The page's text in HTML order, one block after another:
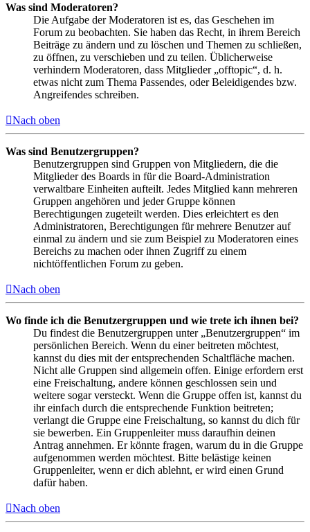
Was sind Moderatoren?
Die Aufgabe der Moderatoren ist es, das Geschehen im
Forum zu beobachten. Sie haben das Recht, in ihrem Bereich
Beiträge zu ändern und zu löschen und Themen zu schließen,
zu öffnen, zu verschieben und zu teilen. Üblicherweise
verhindern Moderatoren, dass Mitglieder „offtopic“, d. h.
etwas nicht zum Thema Passendes, oder Beleidigendes bzw.
Angreifendes schreiben.
Nach oben
Was sind Benutzergruppen?
Benutzergruppen sind Gruppen von Mitgliedern, die die
Mitglieder des Boards in für die Board-Administration
verwaltbare Einheiten aufteilt. Jedes Mitglied kann mehreren
Gruppen angehören und jeder Gruppe können
Berechtigungen zugeteilt werden. Dies erleichtert es den
Administratoren, Berechtigungen für mehrere Benutzer auf
einmal zu ändern und sie zum Beispiel zu Moderatoren eines
Bereichs zu machen oder ihnen Zugriff zu einem
nichtöffentlichen Forum zu geben.
Nach oben
Wo finde ich die Benutzergruppen und wie trete ich ihnen bei?
Du findest die Benutzergruppen unter „Benutzergruppen“ im
persönlichen Bereich. Wenn du einer beitreten möchtest,
kannst du dies mit der entsprechenden Schaltfläche machen.
Nicht alle Gruppen sind allgemein offen. Einige erfordern erst
eine Freischaltung, andere können geschlossen sein und
weitere sogar versteckt. Wenn die Gruppe offen ist, kannst du
ihr einfach durch die entsprechende Funktion beitreten;
verlangt die Gruppe eine Freischaltung, so kannst du dich für
sie bewerben. Ein Gruppenleiter muss daraufhin deinen
Antrag annehmen. Er könnte fragen, warum du in die Gruppe
aufgenommen werden möchtest. Bitte belästige keinen
Gruppenleiter, wenn er dich ablehnt, er wird einen Grund
dafür haben.
Nach oben